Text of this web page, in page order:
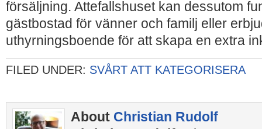
försäljning. Attefallshuset kan dessutom
gästbostad för vänner och familj eller
uthyrningsboende för att skapa en extra
FILED UNDER: SVÅRT ATT KATEGORISERA
About Christian Rudolf